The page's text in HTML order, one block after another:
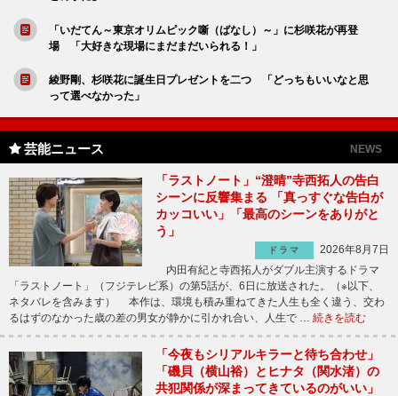
「いだてん～東京オリムピック噺（ばなし）～」に杉咲花が再登
場 「大好きな現場にまだまだいられる！」
綾野剛、杉咲花に誕生日プレゼントを二つ 「どっちもいいなと思
って選べなかった」
芸能ニュース NEWS
「ラストノート」“澄晴”寺西拓人の告白
シーンに反響集まる 「真っすぐな告白が
カッコいい」「最高のシーンをありがと
う」
ドラマ
2026年8月7日
内田有紀と寺西拓人がダブル主演するドラマ
「ラストノート」（フジテレビ系）の第5話が、6日に放送された。（※以下、
ネタバレを含みます） 本作は、環境も積み重ねてきた人生も全く違う、交わ
るはずのなかった歳の差の男女が静かに引かれ合い、人生で … 続きを読む
「今夜もシリアルキラーと待ち合わせ」
「磯貝（横山裕）とヒナタ（関水渚）の
共犯関係が深まってきているのがいい」